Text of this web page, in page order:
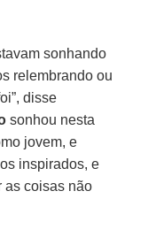
sonhando
relembrando ou
disse
sonhou nesta
jovem, e
inspirados, e
as coisas não